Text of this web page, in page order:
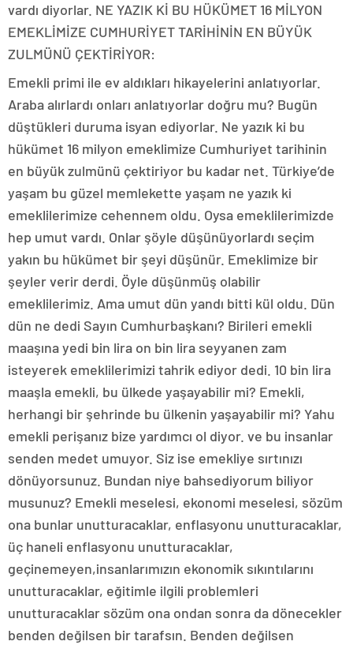
vardı diyorlar. NE YAZIK Kİ BU HÜKÜMET 16 MİLYON
EMEKLİMİZE CUMHURİYET TARİHİNİN EN BÜYÜK
ZULMÜNÜ ÇEKTİRİYOR:
Emekli primi ile ev aldıkları hikayelerini anlatıyorlar.
Araba alırlardı onları anlatıyorlar doğru mu? Bugün
düştükleri duruma isyan ediyorlar. Ne yazık ki bu
hükümet 16 milyon emeklimize Cumhuriyet tarihinin
en büyük zulmünü çektiriyor bu kadar net. Türkiye’de
yaşam bu güzel memlekette yaşam ne yazık ki
emeklilerimize cehennem oldu. Oysa emeklilerimizde
hep umut vardı. Onlar şöyle düşünüyorlardı seçim
yakın bu hükümet bir şeyi düşünür. Emeklimize bir
şeyler verir derdi. Öyle düşünmüş olabilir
emeklilerimiz. Ama umut dün yandı bitti kül oldu. Dün
dün ne dedi Sayın Cumhurbaşkanı? Birileri emekli
maaşına yedi bin lira on bin lira seyyanen zam
isteyerek emeklilerimizi tahrik ediyor dedi. 10 bin lira
maaşla emekli, bu ülkede yaşayabilir mi? Emekli,
herhangi bir şehrinde bu ülkenin yaşayabilir mi? Yahu
emekli perişanız bize yardımcı ol diyor. ve bu insanlar
senden medet umuyor. Siz ise emekliye sırtınızı
dönüyorsunuz. Bundan niye bahsediyorum biliyor
musunuz? Emekli meselesi, ekonomi meselesi, sözüm
ona bunlar unutturacaklar, enflasyonu unutturacaklar,
üç haneli enflasyonu unutturacaklar,
geçinemeyen,insanlarımızın ekonomik sıkıntılarını
unutturacaklar, eğitimle ilgili problemleri
unutturacaklar sözüm ona ondan sonra da dönecekler
benden değilsen bir tarafsın. Benden değilsen